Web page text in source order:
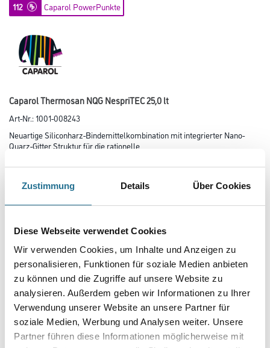
Zustimmung Details Über Cookies
Diese Webseite verwendet Cookies
Wir verwenden Cookies, um Inhalte und Anzeigen zu
personalisieren, Funktionen für soziale Medien anbieten
zu können und die Zugriffe auf unsere Website zu
analysieren. Außerdem geben wir Informationen zu Ihrer
Verwendung unserer Website an unsere Partner für
soziale Medien, Werbung und Analysen weiter. Unsere
Partner führen diese Informationen möglicherweise mit
112 Caparol PowerPunkte
Caparol Thermosan NQG NespriTEC 25,0 lt
Art-Nr.:1001-008243
Neuartige Siliconharz-Bindemittelkombination mit integrierter Nano-
Quarz-Gitter Struktur für die rationelle
Nespri-TEC ist gegen Algen- und Pilzbefall geschützt.
Farbtonbezeichnung
Gebinde